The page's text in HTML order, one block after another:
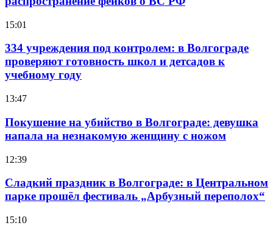
15:01
334 учреждения под контролем: в Волгограде
проверяют готовность школ и детсадов к
учебному году
13:47
Покушение на убийство в Волгограде: девушка
напала на незнакомую женщину с ножом
12:39
Сладкий праздник в Волгограде: в Центральном
парке прошёл фестиваль „Арбузный переполох“
15:10